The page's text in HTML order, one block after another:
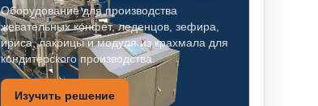
Оборудование для производства
жевательных конфет, леденцов, зефира,
ириса, лакрицы и модуля из крахмала для
кондитерского производства.
Изучить решение